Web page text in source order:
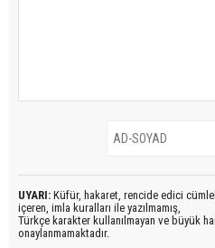
UYARI: Küfür, hakaret, rencide edici
içeren, imla kuralları ile yazılmamış,
Türkçe karakter kullanılmayan ve büyük
onaylanmamaktadır.